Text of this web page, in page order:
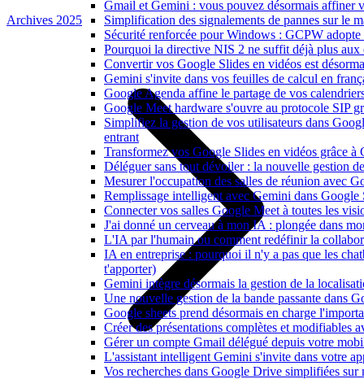
Gmail et Gemini : vous pouvez désormais affiner
Simplification des signalements de pannes sur le
Sécurité renforcée pour Windows : GCPW
Pourquoi la directive NIS 2 ne suffit déjà plus aux
Convertir vos Google Slides en vidéos est
Gemini s'invite dans vos feuilles de calcul en
Google Agenda affine le partage de vos
Google Meet hardware s'ouvre au protocole SIP
Simplifiez la gestion de vos utilisateurs dans
entrant
Transformez vos Google Slides en vidéos grâce
Déléguer sans tout dévoiler : la nouvelle gestion
Mesurer l'occupation des salles de réunion avec
Remplissage intelligent avec Gemini dans Google
Connecter vos salles Google Meet à toutes les
J'ai donné un cerveau à mon IA : plongée dans
L'IA par l'humain ou comment redéfinir la
IA en entreprise : pourquoi il n'y a pas que les
t'apporter)
Gemini intègre désormais la gestion de la
Une nouvelle gestion de la bande passante dans
Google sheets prend désormais en charge
Créer des présentations complètes et modifiables
Gérer un compte Gmail délégué depuis votre
L'assistant intelligent Gemini s'invite dans votre
Vos recherches dans Google Drive simplifiées
Archives 2025